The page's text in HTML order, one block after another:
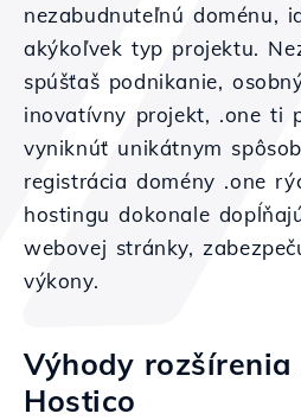
nezabudnuteľnú doménu,
akýkoľvek typ projektu.
spúšťaš podnikanie,
inovatívny projekt, .one ti
vyniknúť unikátnym
registrácia domény .one
hostingu dokonale
webovej stránky,
výkony.
Výhody rozšírenia
Hostico